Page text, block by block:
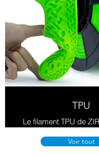
TPU
Le filament TPU de
est flexible et
des impressions 3D
élasticité et
Voir tout